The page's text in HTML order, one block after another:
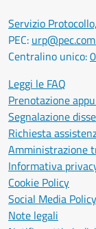
Servizio
PEC:
Centralino unico:
Leggi le FAQ
Prenotazione
Segnalazione
Richiesta
Amministrazione
Informativa
Cookie Policy
Social Media Policy
Note legali